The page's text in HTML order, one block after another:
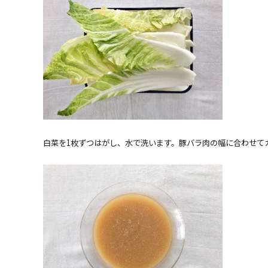
白菜を1枚ずつはがし、水で洗います。豚バラ肉の幅に合わせて